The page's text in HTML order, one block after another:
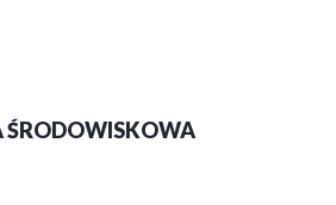
ŚRODOWISKOWA